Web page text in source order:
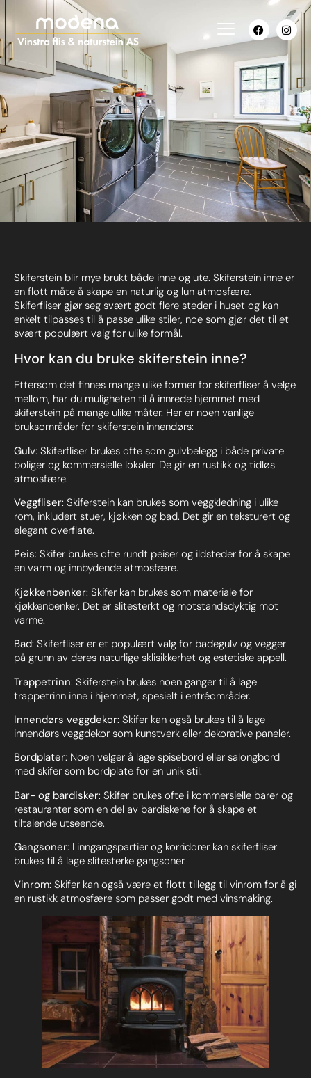
Skiferstein blir mye brukt både inne og ute. Skiferstein inne er
en flott måte å skape en naturlig og lun atmosfære.
Skiferfliser gjør seg svært godt flere steder i huset og kan
enkelt tilpasses til å passe ulike stiler, noe som gjør det til et
svært populært valg for ulike formål.
Hvor kan du bruke skiferstein inne?
Ettersom det finnes mange ulike former for skiferfliser å velge
mellom, har du muligheten til å innrede hjemmet med
skiferstein på mange ulike måter. Her er noen vanlige
bruksområder for skiferstein innendørs:
Gulv: Skiferfliser brukes ofte som gulvbelegg i både private
boliger og kommersielle lokaler. De gir en rustikk og tidløs
atmosfære.
Veggfliser: Skiferstein kan brukes som veggkledning i ulike
rom, inkludert stuer, kjøkken og bad. Det gir en teksturert og
elegant overflate.
Peis: Skifer brukes ofte rundt peiser og ildsteder for å skape
en varm og innbydende atmosfære.
Kjøkkenbenker: Skifer kan brukes som materiale for
kjøkkenbenker. Det er slitesterkt og motstandsdyktig mot
varme.
Bad: Skiferfliser er et populært valg for badegulv og vegger
på grunn av deres naturlige sklisikkerhet og estetiske appell.
Trappetrinn: Skiferstein brukes noen ganger til å lage
trappetrinn inne i hjemmet, spesielt i entréområder.
Innendørs veggdekor: Skifer kan også brukes til å lage
innendørs veggdekor som kunstverk eller dekorative paneler.
Bordplater: Noen velger å lage spisebord eller salongbord
med skifer som bordplate for en unik stil.
Bar- og bardisker: Skifer brukes ofte i kommersielle barer og
restauranter som en del av bardiskene for å skape et
tiltalende utseende.
Gangsoner: I inngangspartier og korridorer kan skiferfliser
brukes til å lage slitesterke gangsoner.
Vinrom: Skifer kan også være et flott tillegg til vinrom for å gi
en rustikk atmosfære som passer godt med vinsmaking.